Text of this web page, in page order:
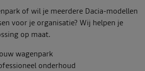
of wil je meerdere Dacia-modellen
voor je organisatie? Wij helpen je
op maat.
wagenpark
onderhoud